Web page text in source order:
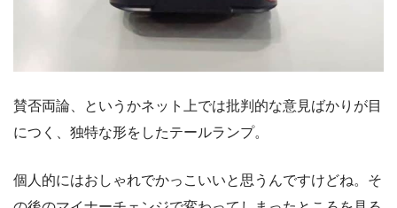
賛否両論、というかネット上では批判的な意見ばかりが目
につく、独特な形をしたテールランプ。
個人的にはおしゃれでかっこいいと思うんですけどね。そ